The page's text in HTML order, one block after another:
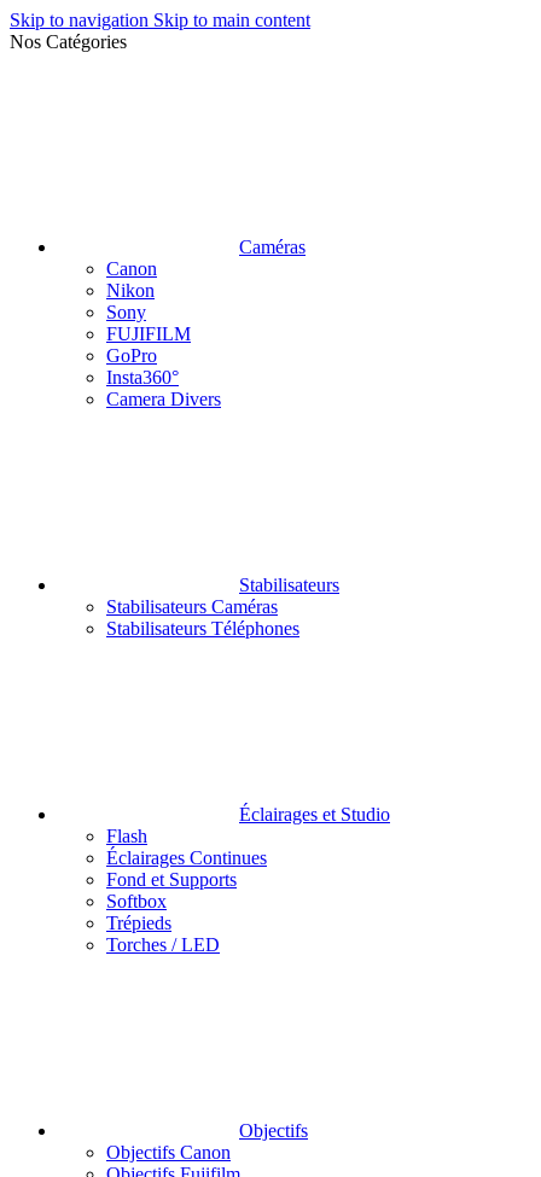
Skip to navigation Skip to main content
Nos Catégories
Caméras
Canon
Nikon
Sony
FUJIFILM
GoPro
Insta360°
Camera Divers
Stabilisateurs
Stabilisateurs Caméras
Stabilisateurs Téléphones
Éclairages et Studio
Flash
Éclairages Continues
Fond et Supports
Softbox
Trépieds
Torches / LED
Objectifs
Objectifs Canon